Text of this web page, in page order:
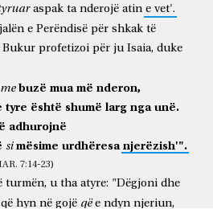
ardhur pranë dishepujt
Φαρισαῖοι ἀκούσαντες τὸν λόγον
ἀποκριθεὶς εἶπεν, πᾶσα φυτεία
Πατήρ
Ati im qiellori do të çrrënjoset
εἰσιν
janë
τυφλοί
të verbër
τυφλὸς, δὲ τυφλὸν
εἰς
në
βόθυνον
gropë
πεσοῦνται.
do të bien
ὁ Πέτρος
Pjetri tha shpjego neve
δὲ
dhe
εἶπεν,
tha
ἀκμὴν
ende
καὶ
edhe
ὑμεῖς
ju
aspak ta nderojë atin e vet'.
e Perëndisë për shkak të
Bukur profetizoi për ju Isaia, duke
me buzë mua më nderon,
tyre është shumë larg nga unë.
adhurojnë
si mësime urdhëresa njerëzish'".
7:14-23)
turmën, u tha atyre: "Dëgjoni dhe
që hyn në gojë që e ndyn njeriun,